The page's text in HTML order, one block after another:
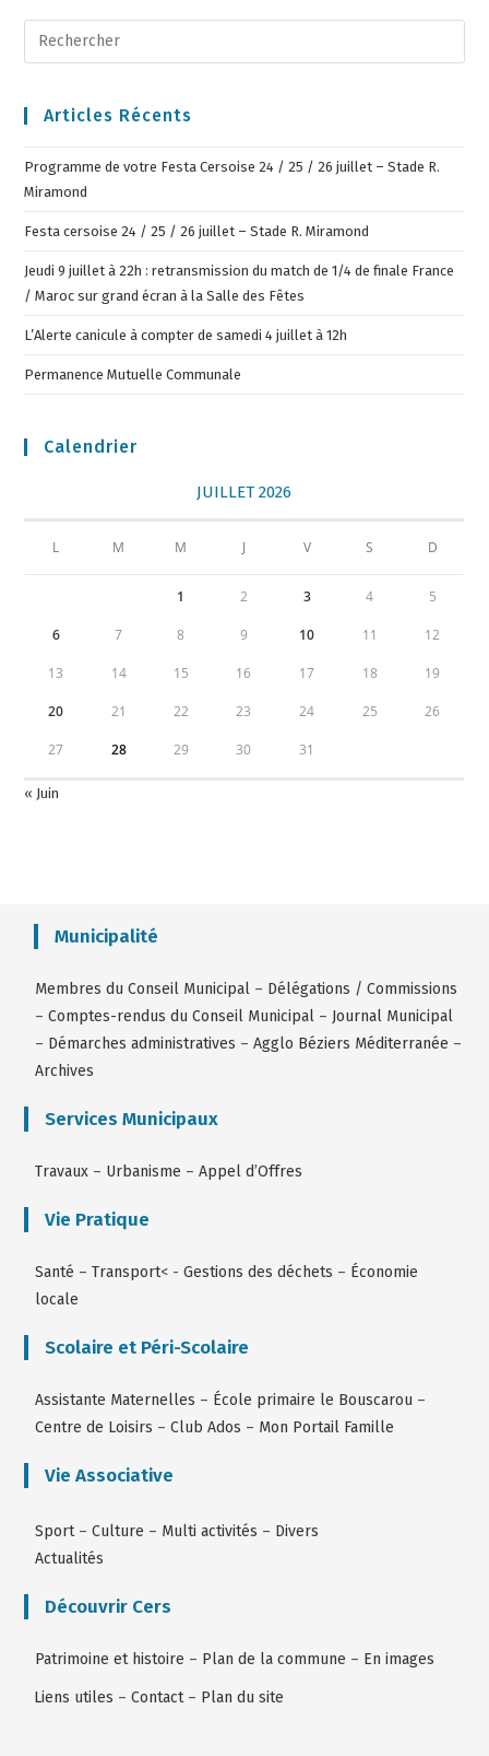
Articles Récents
Programme de votre Festa Cersoise 24 / 25 / 26 juillet – Stade R.
Miramond
Festa cersoise 24 / 25 / 26 juillet – Stade R. Miramond
Jeudi 9 juillet à 22h : retransmission du match de 1/4 de finale France
/ Maroc sur grand écran à la Salle des Fêtes
L’Alerte canicule à compter de samedi 4 juillet à 12h
Permanence Mutuelle Communale
Calendrier
JUILLET 2026
L M M J V S D
1 2 3 4 5
6 7 8 9 10 11 12
13 14 15 16 17 18 19
20 21 22 23 24 25 26
27 28 29 30 31
« Juin
Municipalité
Membres du Conseil Municipal – Délégations / Commissions
–Comptes-rendus du Conseil Municipal – Journal Municipal
– Démarches administratives –Agglo Béziers Méditerranée –
Archives
Services Municipaux
Travaux – Urbanisme –Appel d’Offres
Vie Pratique
Santé –Transport< -Gestions des déchets – Économie
locale
Scolaire et Péri-Scolaire
Assistante Maternelles – École primaire le Bouscarou –
Centre de Loisirs –Club Ados – Mon Portail Famille
Vie Associative
Sport –Culture – Multi activités – Divers
Actualités
Découvrir Cers
Patrimoine et histoire – Plan de la commune – En images
Liens utiles –Contact– Plan du site